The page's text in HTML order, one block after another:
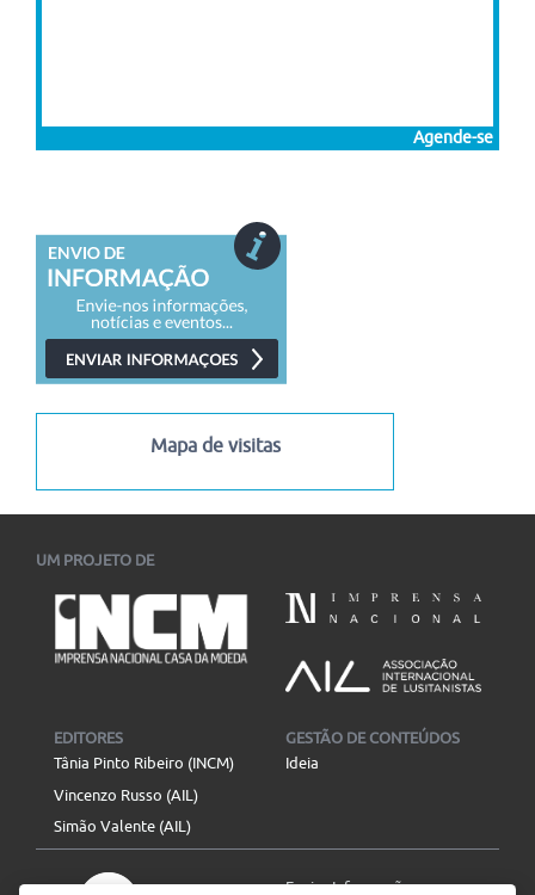
Agende-se
Mapa de visitas
UM PROJETO DE
EDITORES
Tânia Pinto Ribeiro (INCM)
Vincenzo Russo (AIL)
Simão Valente (AIL)
GESTÃO DE CONTEÚDOS
Ideia
Enviar Informação